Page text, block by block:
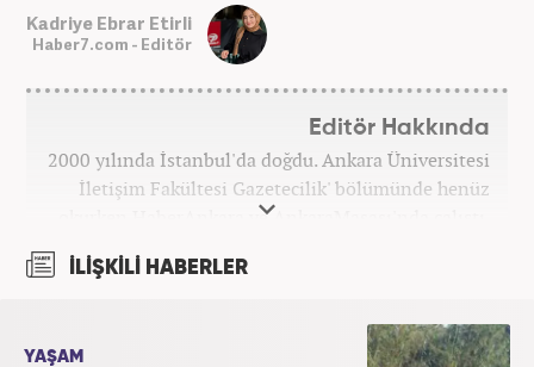
Kadriye Ebrar Etirli
Haber7.com - Editör
Editör Hakkında
2000 yılında İstanbul'da doğdu. Ankara Üniversitesi
İletişim Fakültesi Gazetecilik' bölümünde henüz
okurken HaberAnkara ve AnkaraMasası'nda çalıştı.
2022 yılındaki mezuniyetinin ardından Beyaz TV'de
'Haber Editörü' pozisyonunda görev aldı. 2024
Editörü kariyerine devam etmektedir.
İLİŞKİLİ HABERLER
YAŞAM